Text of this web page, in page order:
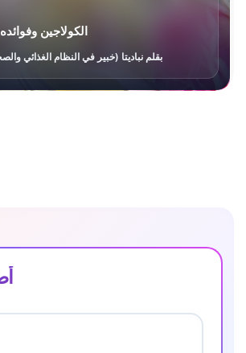
الكولاجين
بقلم نباديتا (خبير في النظام الغذائي